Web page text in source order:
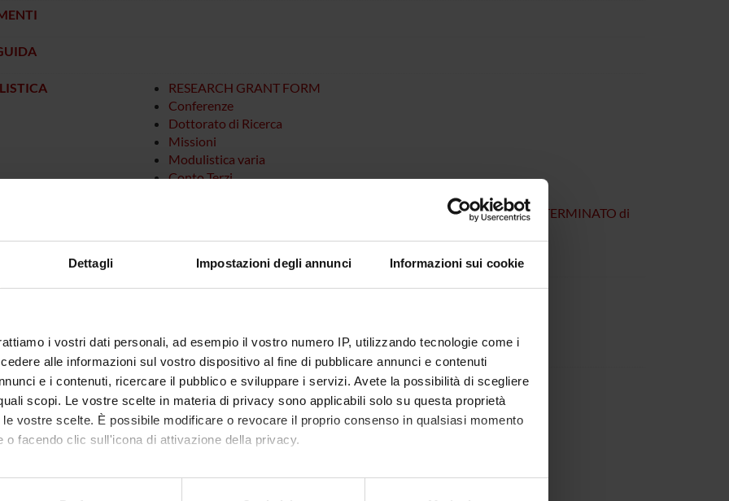
Dettagli Impostazioni degli annunci Informazioni sui cookie
i vostri dati personali, ad esempio il vostro numero IP, utilizzando tecnologie come i
alle informazioni sul vostro dispositivo al fine di pubblicare annunci e contenuti
e i contenuti, ricercare il pubblico e sviluppare i servizi. Avete la possibilità di scegliere
scopi. Le vostre scelte in materia di privacy sono applicabili solo su questa proprietà
vostre scelte. È possibile modificare o revocare il proprio consenso in qualsiasi momento
o facendo clic sull'icona di attivazione della privacy.
anche:
RESEARCH GRANT FORM
Conferenze
Dottorato di Ricerca
Missioni
Modulistica varia
Conto Terzi
SCHEDE PER IL RECLUTAMENTO DI RICERCATORI A TEMPO DETERMINATO di
DI
DI
E SANITÀ